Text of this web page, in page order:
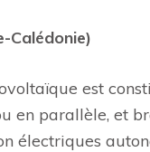
Calédonie)
est
en parallèle, et
électriques